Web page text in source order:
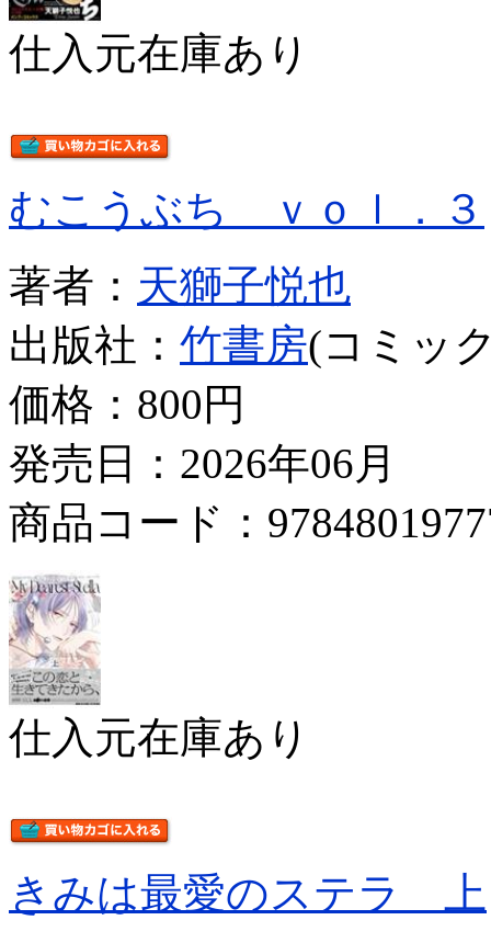
仕入元在庫あり
むこうぶち ｖｏｌ．３
著者： 天獅子悦也
出版社： 竹書房(コミッ
価格： 800円
発売日：2026年06月
商品コード：
仕入元在庫あり
きみは最愛のステラ 上